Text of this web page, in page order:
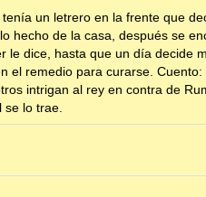
un letrero en la frente que
hecho de la casa, después se
le dice, hasta que un día decide
el remedio para curarse.
intrigan al rey en contra de
se lo trae.